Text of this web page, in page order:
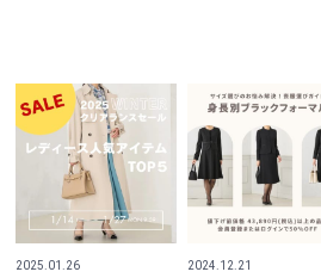
2025.01.26
2024.12.21